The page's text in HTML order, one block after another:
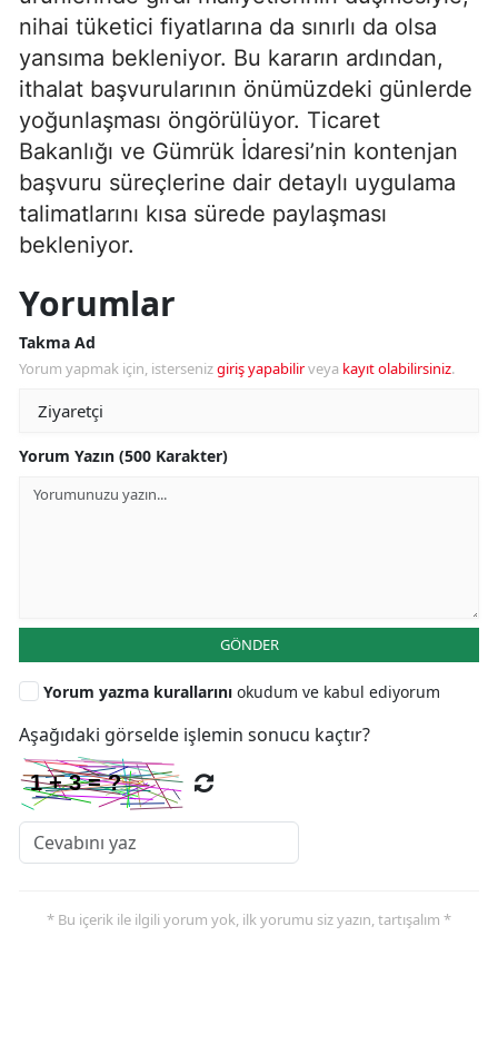
nihai tüketici fiyatlarına da sınırlı da olsa
yansıma bekleniyor. Bu kararın ardından,
ithalat başvurularının önümüzdeki günlerde
yoğunlaşması öngörülüyor. Ticaret
Bakanlığı ve Gümrük İdaresi’nin kontenjan
başvuru süreçlerine dair detaylı uygulama
talimatlarını kısa sürede paylaşması
bekleniyor.
Yorumlar
Takma Ad
Yorum yapmak için, istersenizgiriş yapabilirveya kayıt olabilirsiniz.
Yorum Yazın (500 Karakter)
GÖNDER
Yorum yazma kurallarını okudum ve kabul ediyorum
Aşağıdaki görselde işlemin sonucu kaçtır?
* Bu içerik ile ilgili yorum yok, ilk yorumu siz yazın, tartışalım *